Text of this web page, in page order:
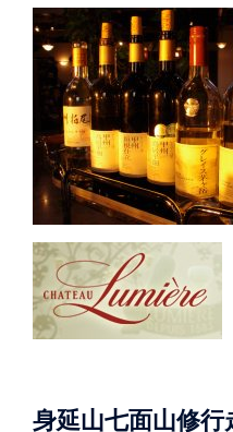
身延山七面山修行